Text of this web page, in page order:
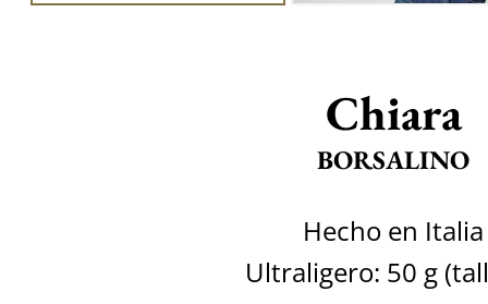
Chiara
BORSALINO
Hecho en Italia
Ultraligero: 50 g